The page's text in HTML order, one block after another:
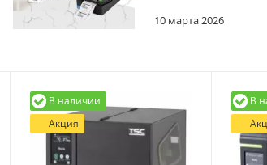
10 марта 2026
В наличии
Акция
В